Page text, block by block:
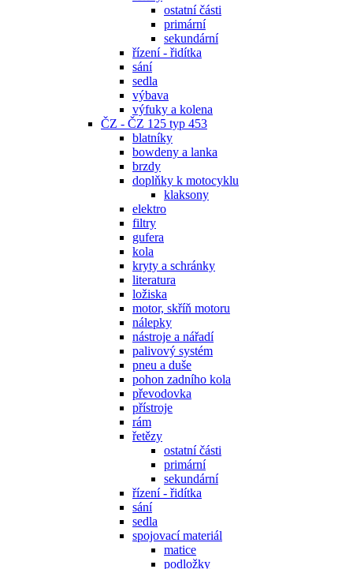
ostatní části
primární
sekundární
řízení - řidítka
sání
sedla
výbava
výfuky a kolena
ČZ - ČZ 125 typ 453
blatníky
bowdeny a lanka
brzdy
doplňky k motocyklu
klaksony
elektro
filtry
gufera
kola
kryty a schránky
literatura
ložiska
motor, skříň motoru
nálepky
nástroje a nářadí
palivový systém
pneu a duše
pohon zadního kola
převodovka
přístroje
rám
řetězy
ostatní části
primární
sekundární
řízení - řidítka
sání
sedla
spojovací materiál
matice
podložky